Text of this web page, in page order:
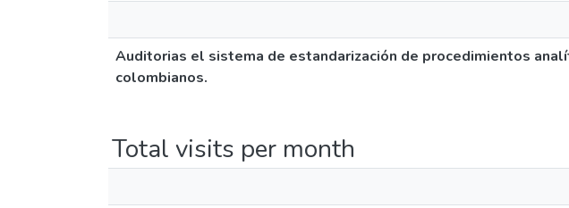
Auditorias el sistema de estandarización de procedimientos
colombianos.
Total visits per month